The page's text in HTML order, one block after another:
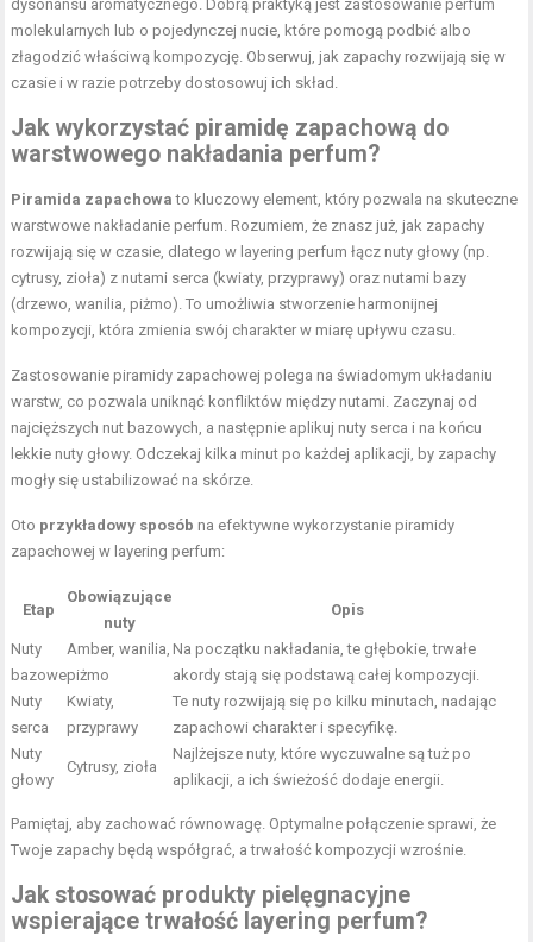
dysonansu aromatycznego. Dobrą praktyką jest zastosowanie perfum
molekularnych lub o pojedynczej nucie, które pomogą podbić albo
złagodzić właściwą kompozycję. Obserwuj, jak zapachy rozwijają się w
czasie i w razie potrzeby dostosowuj ich skład.
Jak wykorzystać piramidę zapachową do
warstwowego nakładania perfum?
Piramida zapachowa to kluczowy element, który pozwala na skuteczne
warstwowe nakładanie perfum. Rozumiem, że znasz już, jak zapachy
rozwijają się w czasie, dlatego w layering perfum łącz nuty głowy (np.
cytrusy, zioła) z nutami serca (kwiaty, przyprawy) oraz nutami bazy
(drzewo, wanilia, piżmo). To umożliwia stworzenie harmonijnej
kompozycji, która zmienia swój charakter w miarę upływu czasu.
Zastosowanie piramidy zapachowej polega na świadomym układaniu
warstw, co pozwala uniknąć konfliktów między nutami. Zaczynaj od
najcięższych nut bazowych, a następnie aplikuj nuty serca i na końcu
lekkie nuty głowy. Odczekaj kilka minut po każdej aplikacji, by zapachy
mogły się ustabilizować na skórze.
Oto przykładowy sposób na efektywne wykorzystanie piramidy
zapachowej w layering perfum:
Etap
Obowiązujące
nuty
Opis
Nuty
bazowe
Amber, wanilia,
piżmo
Na początku nakładania, te głębokie, trwałe
akordy stają się podstawą całej kompozycji.
Nuty
serca
Kwiaty,
przyprawy
Te nuty rozwijają się po kilku minutach, nadając
zapachowi charakter i specyfikę.
Nuty
głowy
Cytrusy, zioła
Najlżejsze nuty, które wyczuwalne są tuż po
aplikacji, a ich świeżość dodaje energii.
Pamiętaj, aby zachować równowagę. Optymalne połączenie sprawi, że
Twoje zapachy będą współgrać, a trwałość kompozycji wzrośnie.
Jak stosować produkty pielęgnacyjne
wspierające trwałość layering perfum?